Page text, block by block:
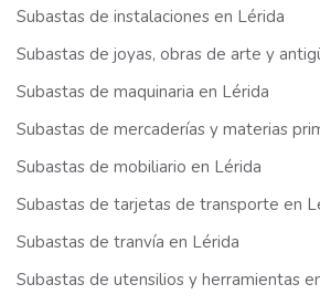
Subastas de instalaciones en Lérida
Subastas de joyas, obras de arte y
Subastas de maquinaria en Lérida
Subastas de mercaderías y materias
Subastas de mobiliario en Lérida
Subastas de tarjetas de transporte en
Subastas de tranvía en Lérida
Subastas de utensilios y herramientas